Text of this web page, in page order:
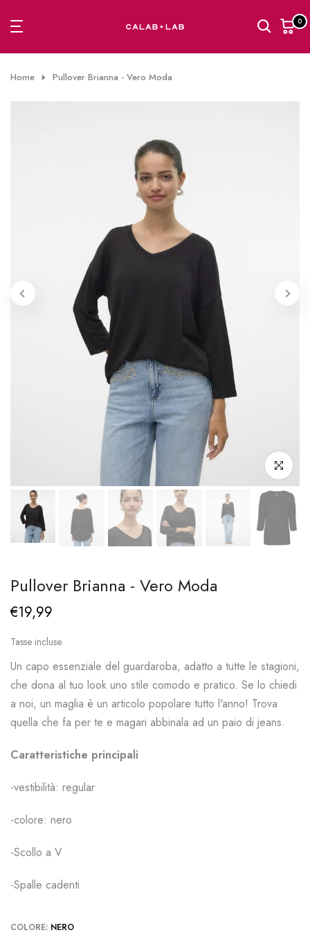
al
0
Home Pullover Brianna - Vero Moda
Clicca per
Pullover Brianna - Vero Moda
€19,99
Tasse incluse.
Un capo essenziale del guardaroba, adatto a tutte le stagioni,
che dona al tuo look uno stile comodo e pratico. Se lo chiedi
a noi, un maglia è un articolo popolare tutto l'anno! Trova
quella che fa per te e magari abbinala ad un paio di jeans.
Caratteristiche principali
-vestibilità: regular
-colore: nero
-Scollo a V
-Spalle cadenti
COLORE: NERO